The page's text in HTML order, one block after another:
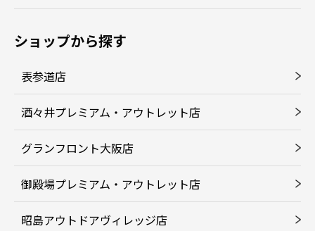
ショップから探す
表参道店
酒々井プレミアム・アウトレット店
グランフロント大阪店
御殿場プレミアム・アウトレット店
昭島アウトドアヴィレッジ店